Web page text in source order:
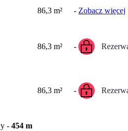
86,3 m² - Zobacz więcej
86,3 m² -
86,3 m² -
- 454m